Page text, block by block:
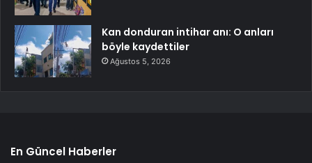
Kan donduran intihar anı: O anları
böyle kaydettiler
Ağustos 5, 2026
En Güncel Haberler